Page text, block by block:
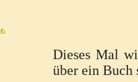
Dieses Mal
über ein Buch